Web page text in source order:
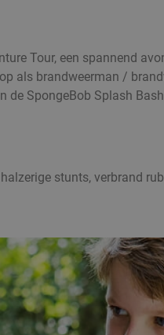
Tour, een spannend
als brandweerman /
de SpongeBob Splash
stunts, verbrand